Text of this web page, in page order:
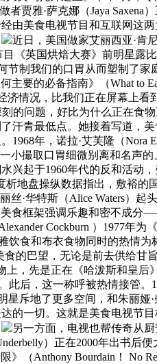
者贾雅·萨克娜（Jaya Saxena
由美食电视节目和互联网这
近日，美国做家艾丽西亚·肯
《英国烘焙大赛》前明星露
节制我们的口胃从而塑制了
要的必备指南》（What to
济情况，比我们正在屏幕上
的问题，好比为什么正在食
汗青最低点。她接着写道，
年，诺拉·艾芙隆（Nora
小撮取口胃细微别离和名声
起于1960年代的反和活动，
析地盘操纵数据指出，敷裕
·华特斯（Alice Waters）起
食框架强调乐趣和密不成
Cockburn ）1977年为
饮食和布衣食物同时的热情
食的巴望，无论是前去供给甘
，先是正在《哈泼斯和皇后
此后，这一称呼被热情接管
斥地了更多空间，和朱丽娅
的一切。这就是美食电视节
另一方面，电视也帮传奇从厨
）正在2000年出书后
（Anthony Bourdain！ No